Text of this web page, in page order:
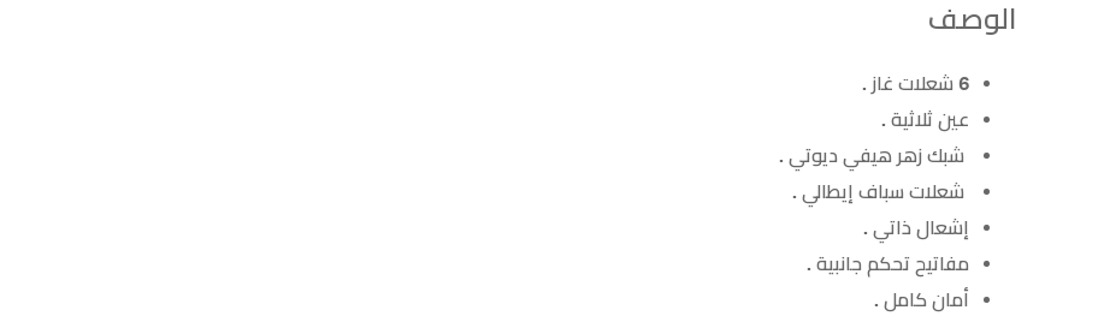
الوصف
6 شعلات غاز .
عين ثلاثية .
شبك زهر هيفي ديوتي .
شعلات سباف إيطالي .
إشعال ذاتي .
مفاتيح تحكم جانبية .
أمان كامل .